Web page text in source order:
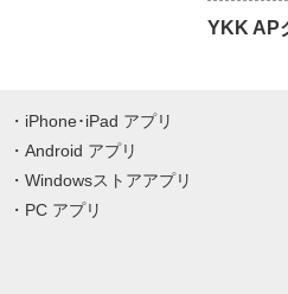
YKK AP
iPhone･iPad アプリ
Android アプリ
Windowsストアアプリ
PC アプリ